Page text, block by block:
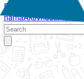
Početna
namaAktivnostiPropisi